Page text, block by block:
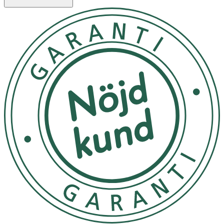
Aqua, Glycerin, Isopropyl Myristate, Panthenol,
Ethylhexylglycerin, Caprylyl Glycol, Potassium Cetyl
Phosphate, Cetyl Alcohol, Carbomer, Sodium
Polyacrylate, p-Anisic Acid, Sodium Hydroxide, Tocopheryl
Acetate, Tocopherol, Parfum. [PR-0003770]